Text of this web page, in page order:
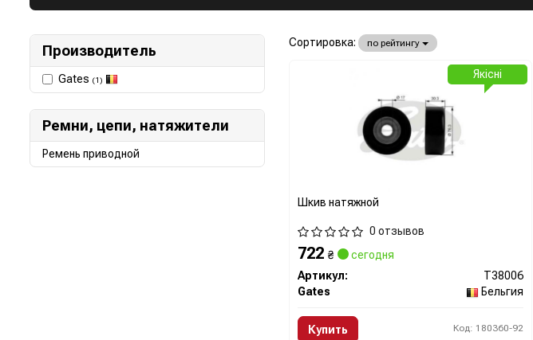
Производитель
Gates (1)
Ремни, цепи, натяжители
Ремень приводной
Сортировка: по рейтингу
Шкив натяжной
0 отзывов
722 ₴
сегодня
Артикул:
T38006
Gates
Бельгия
Купить Код: 180360-92
Якісні